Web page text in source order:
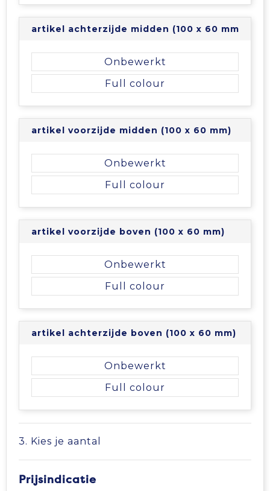
artikel achterzijde midden (100 x 60 mm)
Onbewerkt
Full colour
artikel voorzijde midden (100 x 60 mm)
Onbewerkt
Full colour
artikel voorzijde boven (100 x 60 mm)
Onbewerkt
Full colour
artikel achterzijde boven (100 x 60 mm)
Onbewerkt
Full colour
3. Kies je aantal
Prijsindicatie